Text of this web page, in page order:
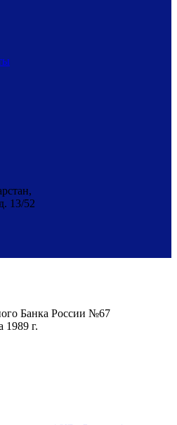
13/52
Банка России №67
1989 г.